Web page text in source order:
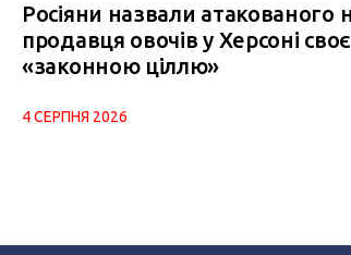
Росіяни назвали атакованого
продавця овочів у Херсоні
«законною ціллю»
4 СЕРПНЯ 2026